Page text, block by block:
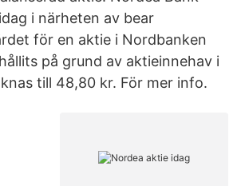
i närheten av bear
för en aktie i Nordbanken
på grund av aktieinnehav i
till 48,80 kr. För mer info.